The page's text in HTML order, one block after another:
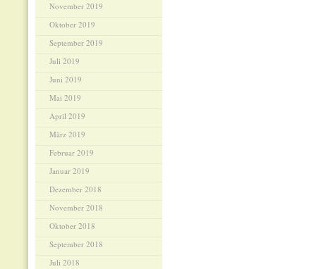
November 2019
Oktober 2019
September 2019
Juli 2019
Juni 2019
Mai 2019
April 2019
März 2019
Februar 2019
Januar 2019
Dezember 2018
November 2018
Oktober 2018
September 2018
Juli 2018